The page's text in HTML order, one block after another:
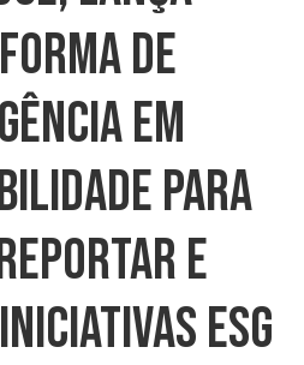
De
Em
Para
E
ESG